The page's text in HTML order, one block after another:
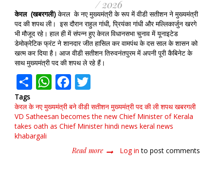
/ 2026
केरल (खबरगली) केरल के नए मुख्यमंत्री के रूप में वीडी सतीशन ने मुख्यमंत्री
पद की शपथ ली। इस दौरान राहुल गांधी, प्रियंका गांधी और मल्लिकार्जुन खरगे
भी मौजूद रहे। हाल ही में संपन्न हुए केरल विधानसभा चुनाव में यूनाइटेड
डेमोक्रेटिक फ्रंट ने शानदार जीत हासिल कर वामपंथ के दस साल के शासन को
खत्म कर दिया है। आज वीडी सतीशन तिरुवनंतपुरम में अपनी पूरी कैबिनेट के
साथ मुख्यमंत्री पद की शपथ ले रहे हैं।
ShareWhatsApp
Facebook
Tags
केरल के नए मुख्यमंत्री बने वीडी सतीशन मुख्यमंत्री पद की ली शपथ खबरगली
VD Satheesan becomes the new Chief Minister of Kerala
takes oath as Chief Minister hindi news keral news
khabargali
Read more about Log in to post comments